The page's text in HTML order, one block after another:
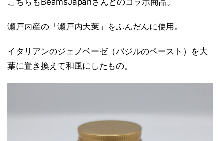
瀬戸内産の「瀬戸内大葉」をふんだんに使用。
イタリアンのジェノベーゼ（バジルのペースト）を大
葉に置き換えて和風にしたもの。